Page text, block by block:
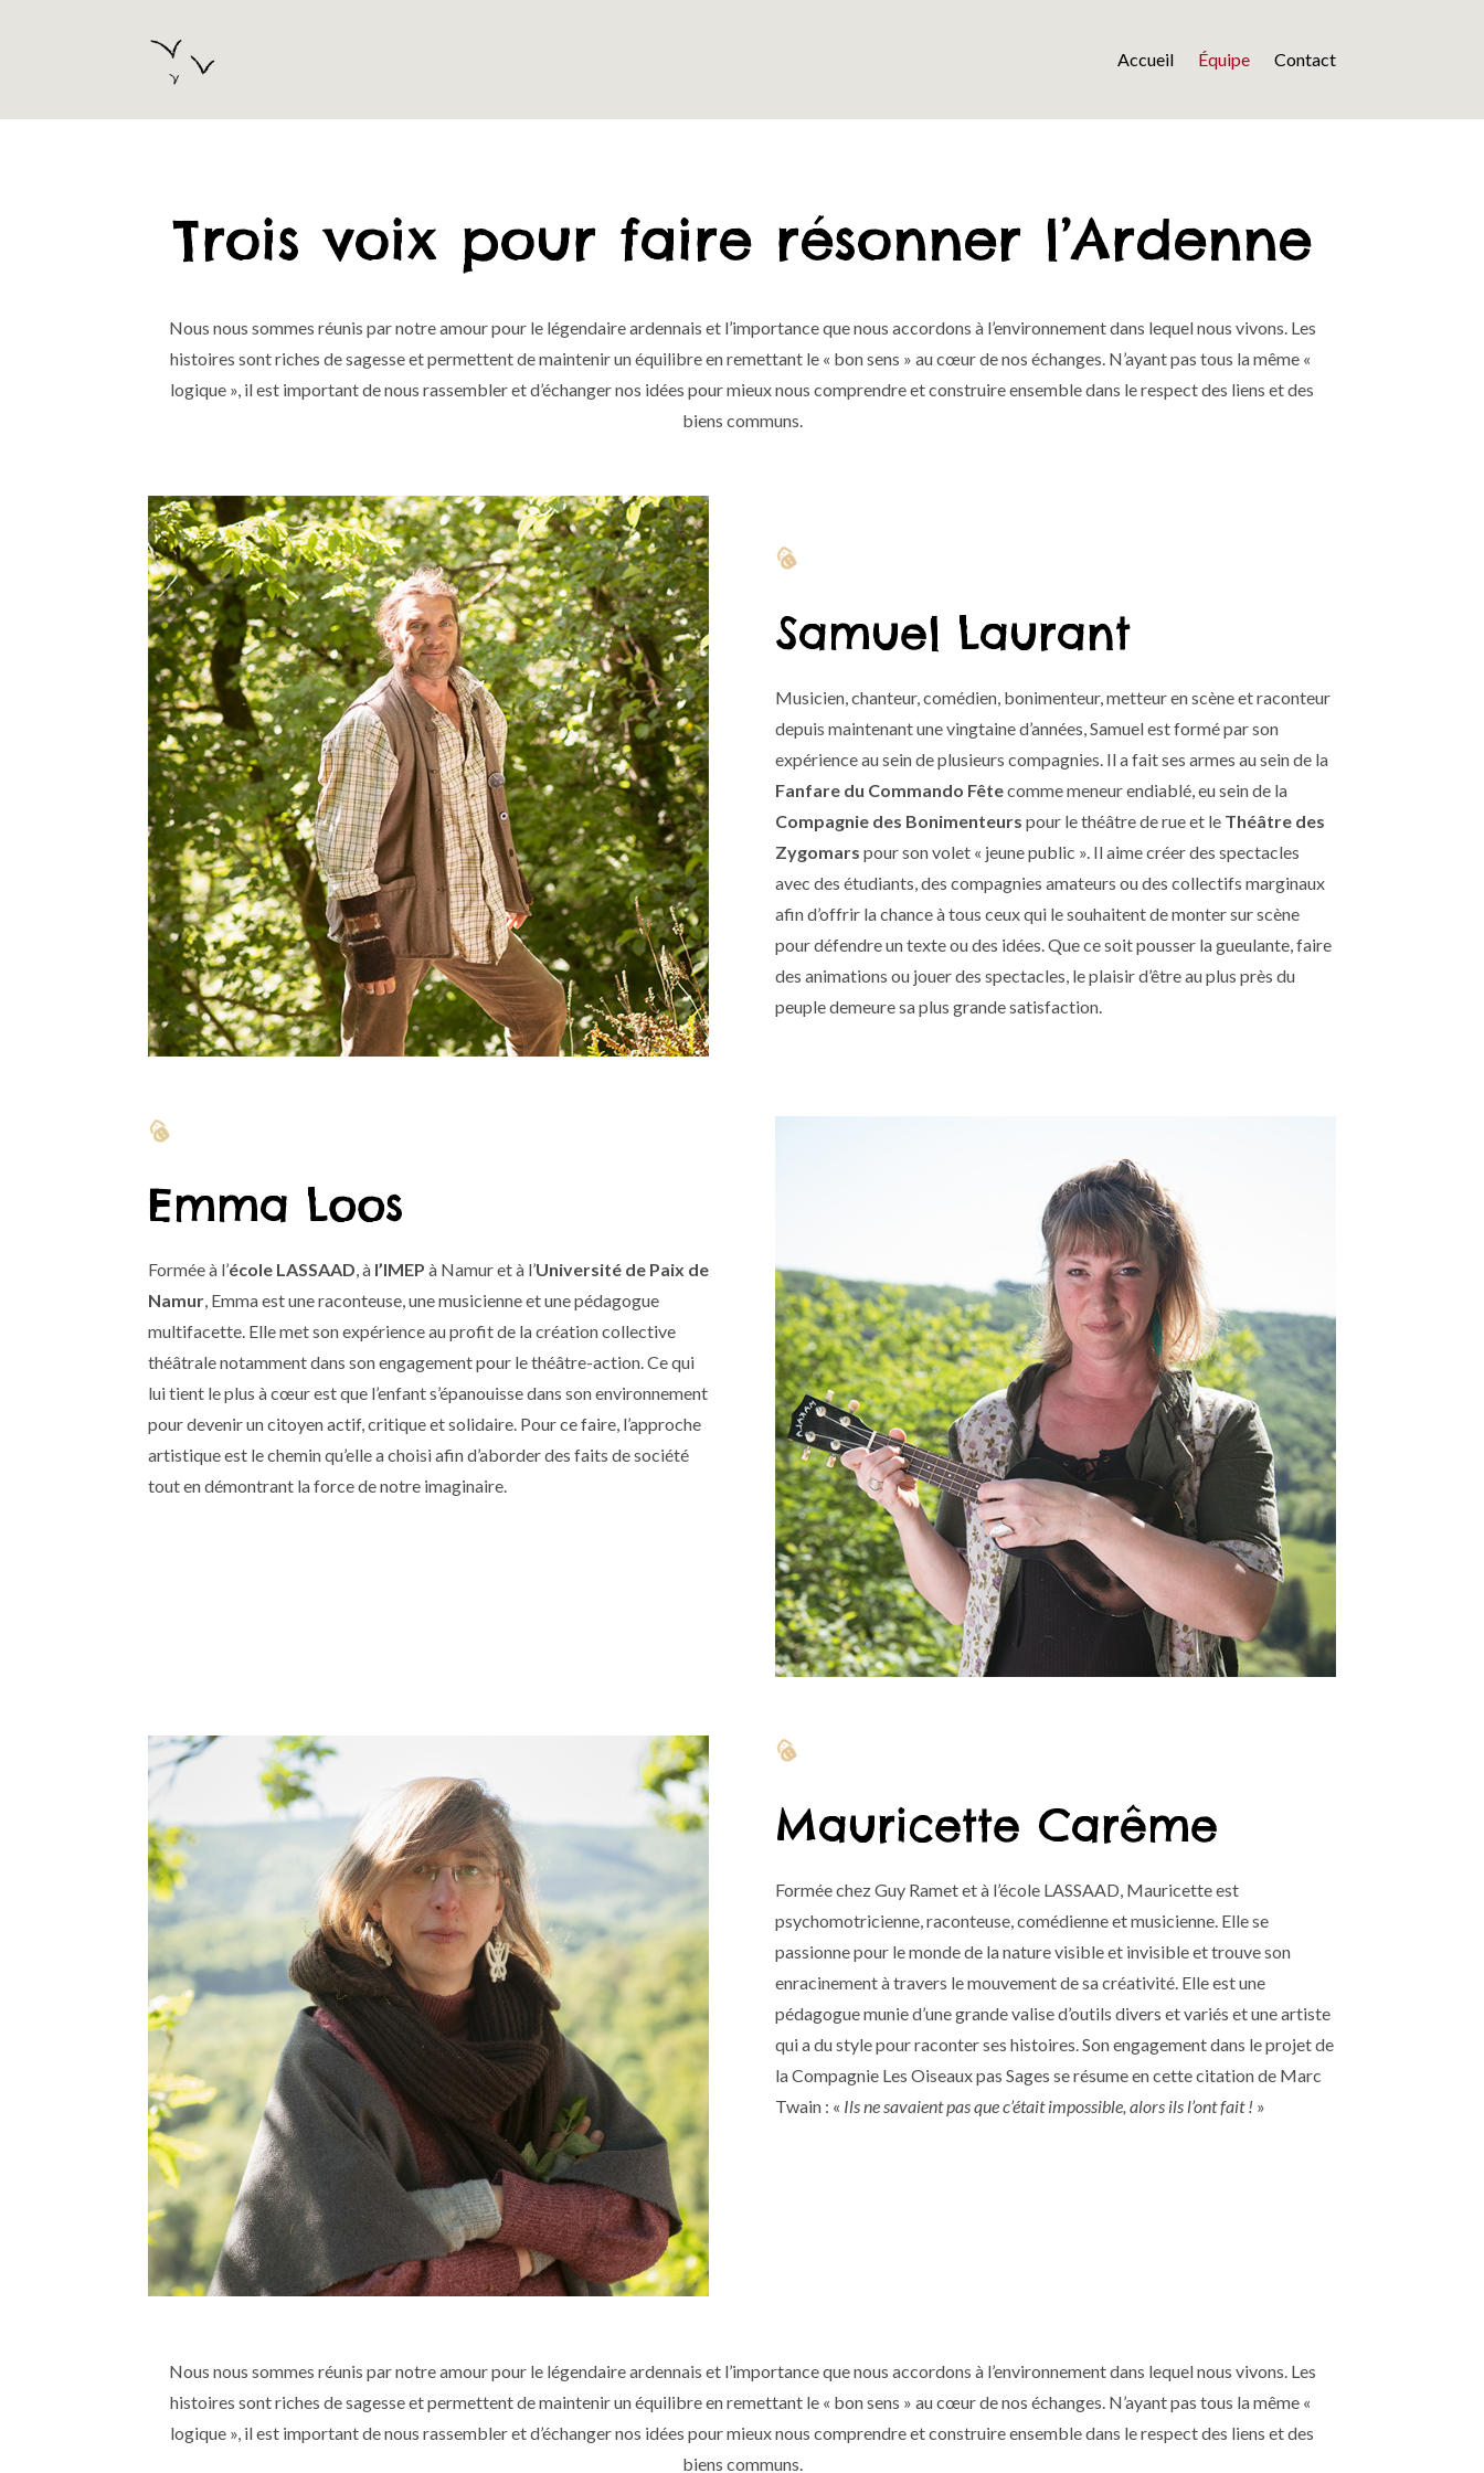
Accueil Équipe Contact
Trois voix pour faire résonner l’Ardenne
Nous nous sommes réunis par notre amour pour le légendaire ardennais et l’importance que nous accordons à l’environnement dans lequel nous vivons. Les
histoires sont riches de sagesse et permettent de maintenir un équilibre en remettant le « bon sens » au cœur de nos échanges. N’ayant pas tous la même «
logique », il est important de nous rassembler et d’échanger nos idées pour mieux nous comprendre et construire ensemble dans le respect des liens et des
biens communs.

Samuel Laurant
Musicien, chanteur, comédien, bonimenteur, metteur en scène et raconteur
depuis maintenant une vingtaine d’années, Samuel est formé par son
expérience au sein de plusieurs compagnies. Il a fait ses armes au sein de la
Fanfare du Commando Fêtecomme meneur endiablé, eu sein de la
Compagnie des Bonimenteurs pour le théâtre de rue et leThéâtre des
Zygomars pour son volet « jeune public ». Il aime créer des spectacles
avec des étudiants, des compagnies amateurs ou des collectifs marginaux
afin d’offrir la chance à tous ceux qui le souhaitent de monter sur scène
pour défendre un texte ou des idées. Que ce soit pousser la gueulante, faire
des animations ou jouer des spectacles, le plaisir d’être au plus près du
peuple demeure sa plus grande satisfaction.

Emma Loos
Formée à l’école LASSAAD, à l’IMEP à Namur et à l’Université de Paix de
Namur, Emma est une raconteuse, une musicienne et une pédagogue
multifacette. Elle met son expérience au profit de la création collective
théâtrale notamment dans son engagement pour le théâtre-action. Ce qui
lui tient le plus à cœur est que l’enfant s’épanouisse dans son environnement
pour devenir un citoyen actif, critique et solidaire. Pour ce faire, l’approche
artistique est le chemin qu’elle a choisi afin d’aborder des faits de société
tout en démontrant la force de notre imaginaire.

Mauricette Carême
Formée chez Guy Ramet et à l’école LASSAAD, Mauricette est
psychomotricienne, raconteuse, comédienne et musicienne. Elle se
passionne pour le monde de la nature visible et invisible et trouve son
enracinement à travers le mouvement de sa créativité. Elle est une
pédagogue munie d’une grande valise d’outils divers et variés et une artiste
qui a du style pour raconter ses histoires. Son engagement dans le projet de
la Compagnie Les Oiseaux pas Sages se résume en cette citation de Marc
Twain : « Ils ne savaient pas que c’était impossible, alors ils l’ont fait ! »
Nous nous sommes réunis par notre amour pour le légendaire ardennais et l’importance que nous accordons à l’environnement dans lequel nous vivons. Les
histoires sont riches de sagesse et permettent de maintenir un équilibre en remettant le « bon sens » au cœur de nos échanges. N’ayant pas tous la même «
logique », il est important de nous rassembler et d’échanger nos idées pour mieux nous comprendre et construire ensemble dans le respect des liens et des
biens communs.